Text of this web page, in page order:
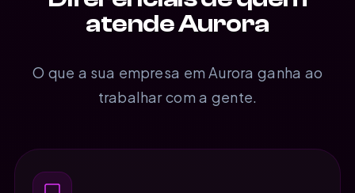
atende Aurora
O que a sua empresa em Aurora ganha ao
trabalhar com a gente.